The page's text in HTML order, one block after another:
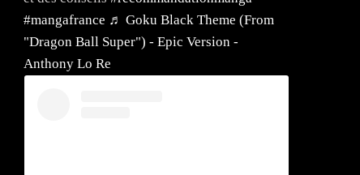
#mangafrance ♬ Goku Black Theme (From
"Dragon Ball Super") - Epic Version -
Anthony Lo Re